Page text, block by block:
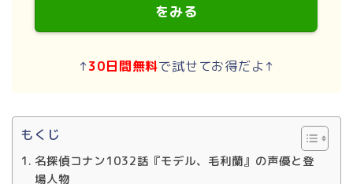
をみる
↑30日間無料で試せてお得だよ↑
もくじ
名探偵コナン1032話『モデル、毛利蘭』の声優と登
場人物